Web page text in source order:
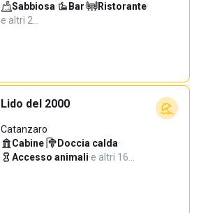
Sabbiosa· Bar· Ristorante·
e altri 2…
Lido del 2000
Catanzaro
Cabine· Doccia calda·
Accesso animali·e altri 16…